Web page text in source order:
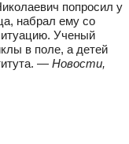
попросил у
набрал ему со
Ученый
в поле, а детей
— Новости,